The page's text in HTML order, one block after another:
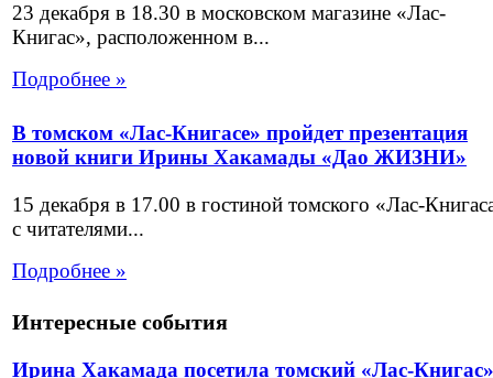
23 декабря в 18.30 в московском магазине «Лас-
Книгас», расположенном в...
Подробнее »
В томском «Лас-Книгасе» пройдет презентация
новой книги Ирины Хакамады «Дао ЖИЗНИ»
15 декабря в 17.00 в гостиной томского «Лас-
с читателями...
Подробнее »
Интересные события
Ирина Хакамада посетила томский «Лас-Книгас»